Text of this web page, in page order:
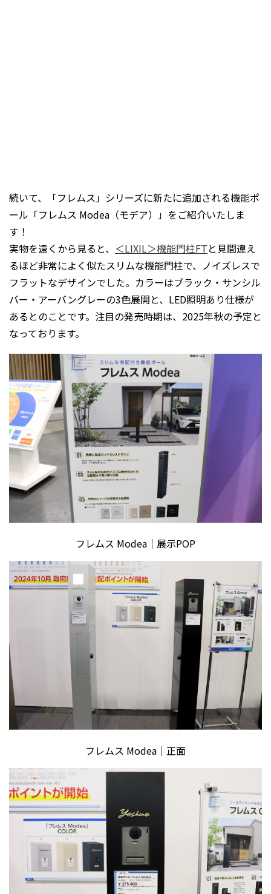
続いて、「フレムス」シリーズに新たに追加される機能ポ
ール「フレムス Modea（モデア）」をご紹介いたしま
す！
実物を遠くから見ると、 ＜LIXIL＞機能門柱FTと見間違え
るほど非常によく似たスリムな機能門柱で、ノイズレスで
フラットなデザインでした。カラーはブラック・サンシル
バー・アーバングレーの3色展開と、LED照明あり仕様が
あるとのことです。注目の発売時期は、2025年秋の予定と
なっております。
フレムス Modea｜展示POP
フレムス Modea｜正面